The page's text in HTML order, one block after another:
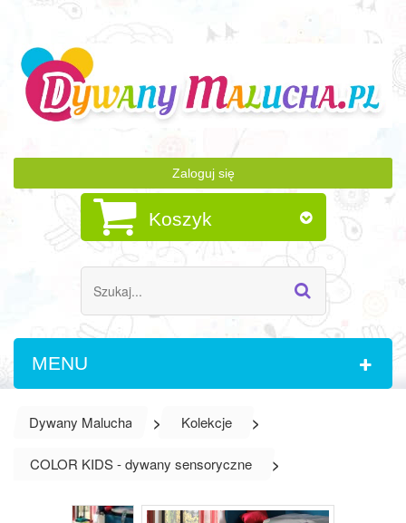
Zaloguj się
Koszyk
MENU
Dywany Malucha > Kolekcje >
COLOR KIDS - dywany sensoryczne >